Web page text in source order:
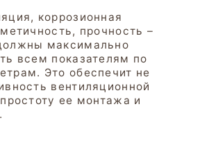
коррозионная
прочность –
максимально
всем показателям по
Это обеспечит не
вентиляционной
ее монтажа и
Подробнее